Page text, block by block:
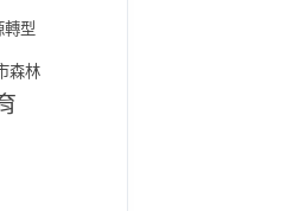
轉型
森林